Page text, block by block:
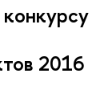
2016